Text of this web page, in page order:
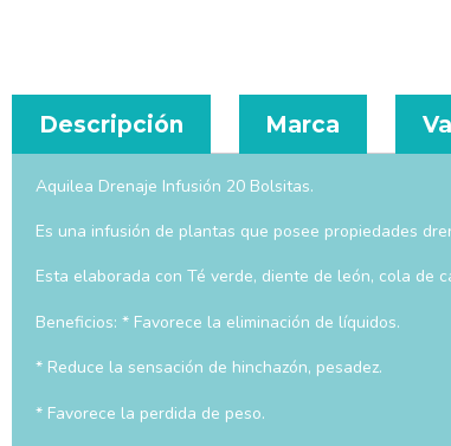
Descripción Marca
Aquilea Drenaje Infusión 20 Bolsitas.
Es una infusión de plantas que posee propiedades
Esta elaborada con Té verde, diente de león, cola de
Beneficios: * Favorece la eliminación de líquidos.
* Reduce la sensación de hinchazón, pesadez.
* Favorece la perdida de peso.